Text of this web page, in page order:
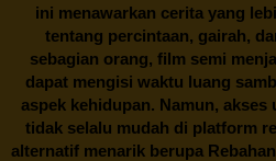
ini menawarkan cerita yang
tentang percintaan, gairah,
sebagian orang, film semi
dapat mengisi waktu luang
aspek kehidupan. Namun,
tidak selalu mudah di platform
alternatif menarik berupa